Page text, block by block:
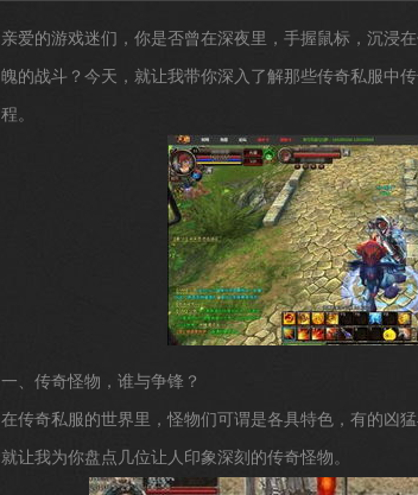
亲爱的游戏迷们，你是否曾在深夜里，手握鼠标，沉浸
魄的战斗？今天，就让我带你深入了解那些传奇私服中
程。
一、传奇怪物，谁与争锋？
在传奇私服的世界里，怪物们可谓是各具特色，有的凶
就让我为你盘点几位让人印象深刻的传奇怪物。